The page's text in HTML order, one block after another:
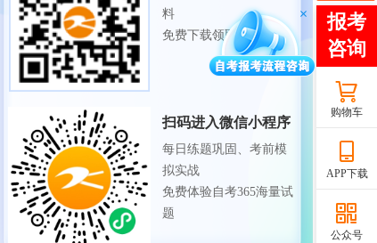
料
免费下载领取
扫码进入微信小程序
每日练题巩固、考前模
拟实战
免费体验自考365海量试
题
购物车
APP下载
公众号